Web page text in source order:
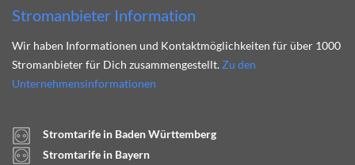
Stromanbieter Information
Wir haben Informationen und Kontaktmöglichkeiten für über 1000
Stromanbieter für Dich zusammengestellt. Zu den
Unternehmensinformationen
Stromtarife in Baden Württemberg
Stromtarife in Bayern